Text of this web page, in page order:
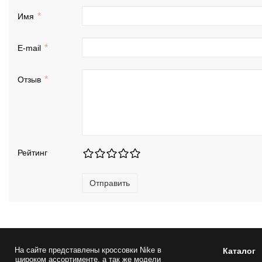
Имя
E-mail
Отзыв
Рейтинг
Отправить
На сайте представлены кроссовки Nikeв
широком ассортименте, а так же модели
Каталог